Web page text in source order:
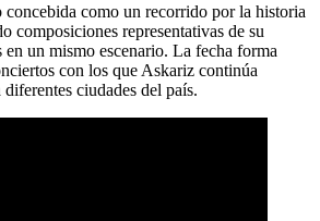
concebida como un recorrido por la historia
composiciones representativas de su
un mismo escenario. La fecha forma
con los que Askariz continúa
ciudades del país.